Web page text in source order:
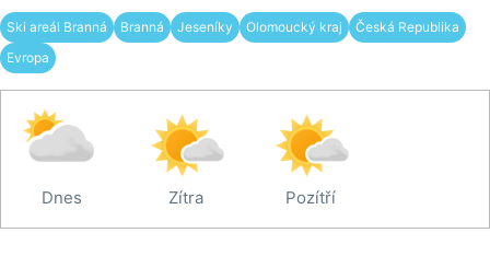
Ski areál Branná Branná Jeseníky Olomoucký kraj
Česká Republika
Evropa
Dnes Zítra Pozítří